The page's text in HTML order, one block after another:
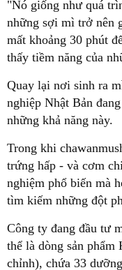
"Nó giống như quá
những sợi mì trở nên
mất khoảng 30 phút
thấy tiềm năng của
Quay lại nơi sinh ra
nghiệp Nhật Bản
những khả năng này.
Trong khi
trứng hấp - và cơm
nghiệm phổ biến mà
tìm kiếm những đột
Công ty đang đầu tư
thể là dòng sản
chỉnh), chứa 33